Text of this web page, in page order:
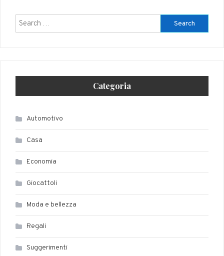
Search
for:
Categoria
Automotivo
Casa
Economia
Giocattoli
Moda e bellezza
Regali
Suggerimenti